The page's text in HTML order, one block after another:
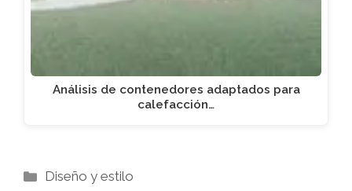
Análisis de contenedores adaptados para
calefacción…
Categorías
Diseño y estilo